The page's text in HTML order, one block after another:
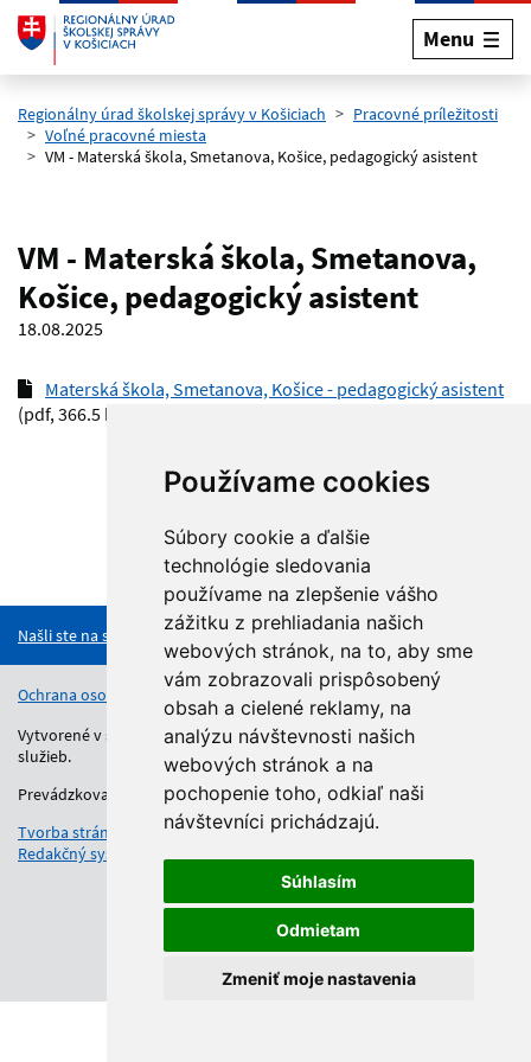
Používame cookies
Súbory cookie a ďalšie
technológie sledovania
používame na zlepšenie vášho
zážitku z prehliadania našich
webových stránok, na to, aby sme
vám zobrazovali prispôsobený
obsah a cielené reklamy, na
analýzu návštevnosti našich
webových stránok a na
pochopenie toho, odkiaľ naši
návštevníci prichádzajú.
Súhlasím
Odmietam
Zmeniť moje nastavenia
Preskočiť na hlavný obsah
Menu
Regionálny úrad školskej správy v Košiciach
Pracovné príležitosti
Voľné pracovné miesta
VM - Materská škola, Smetanova, Košice, pedagogický asistent
VM - Materská škola, Smetanova,
Košice, pedagogický asistent
18.08.2025
Materská škola, Smetanova, Košice - pedagogický asistent
(pdf, 366.5 kB)
Našli ste na stránke chybu?
Ochrana osobných údajov Vyhlásenie o prístupnosti Kontakt
Vytvorené v súlade s Jednotným dizajn manuálom elektronických
služieb.
Prevádzkovateľom služby je Regionálny úrad školskej správy.
Tvorba stránok
: Aglo Solutions
Redakčný systém